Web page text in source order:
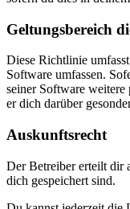
Geltungsbereich
Diese Richtlinie
Software umfassen.
seiner Software weitere
er dich darüber
Auskunftsrecht
Der Betreiber erteilt dir
dich gespeichert sind.